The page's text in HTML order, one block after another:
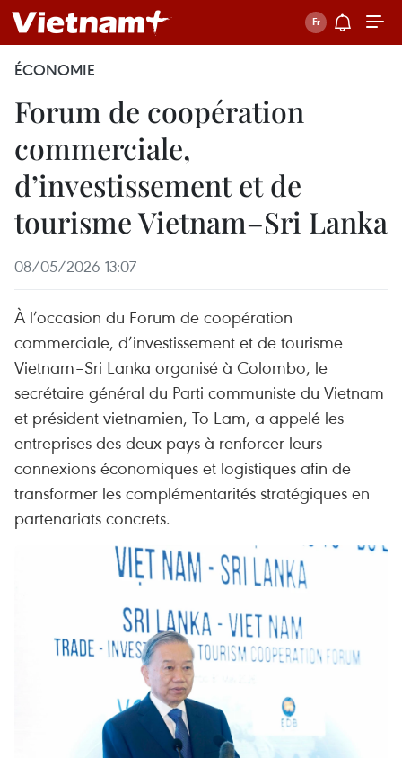
ÉCONOMIE
Forum de coopération
commerciale,
d’investissement et de
tourisme Vietnam–Sri Lanka
08/05/2026 13:07
À l’occasion du Forum de coopération
commerciale, d’investissement et de tourisme
Vietnam–Sri Lanka organisé à Colombo, le
secrétaire général du Parti communiste du Vietnam
et président vietnamien, To Lam, a appelé les
entreprises des deux pays à renforcer leurs
connexions économiques et logistiques afin de
transformer les complémentarités stratégiques en
partenariats concrets.